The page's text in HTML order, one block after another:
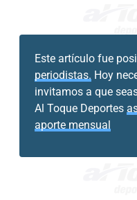
Este artículo fue
periodistas. Hoy
invitamos a que
Al Toque Deportes
aporte mensual